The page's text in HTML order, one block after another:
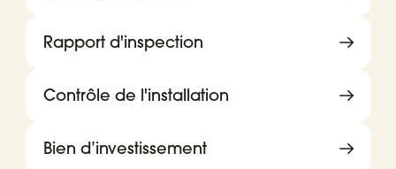
Rapport d'inspection
Contrôle de l'installation
Bien d’investissement